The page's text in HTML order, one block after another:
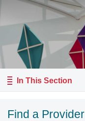
In This Section
Find a Provider